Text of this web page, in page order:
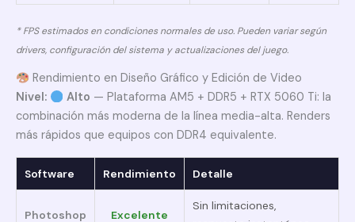
* FPS estimados en condiciones normales de uso. Pueden variar según
drivers, configuración del sistema y actualizaciones del juego.
Rendimiento en Diseño Gráfico y Edición de Video
Nivel:
Alto — Plataforma AM5 + DDR5 + RTX 5060 Ti: la
combinación más moderna de la línea media-alta. Renders
más rápidos que equipos con DDR4 equivalente.
Software Rendimiento Detalle
Photoshop Excelente
Sin limitaciones,